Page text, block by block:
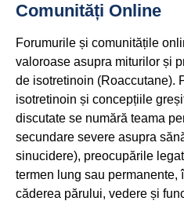
Comunități Online
Forumurile și comunitățile
valoroase asupra miturilor și
de isotretinoin (Roaccutane).
isotretinoin și concepțiile
discutate se numără teama
secundare severe asupra
sinucidere), preocupările
termen lung sau
căderea părului, vedere și